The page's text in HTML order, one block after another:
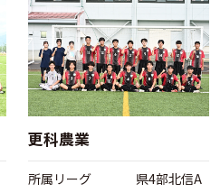
更科農業
所属リーグ 県4部北信A